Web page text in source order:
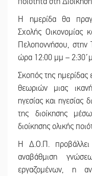
Η ημερίδα θα
Σχολής Οικονομίας
Πελοποννήσου, στην
ώρα 12:00 μμ –
Σκοπός της ημερίδας
θεωριών μιας
ηγεσίας και ηγεσίας
της διοίκησης
διοίκησης ολικής
Η Δ.Ο.Π.
αναβάθμιση
εργαζομένων, η